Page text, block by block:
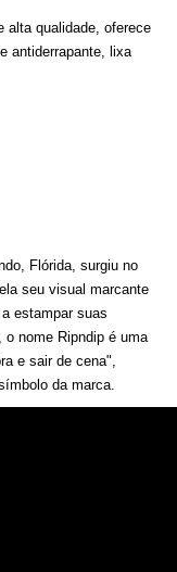
alta qualidade, oferece
antiderrapante, lixa
Flórida, surgiu no
seu visual marcante
estampar suas
nome Ripndip é uma
e sair de cena",
da marca.